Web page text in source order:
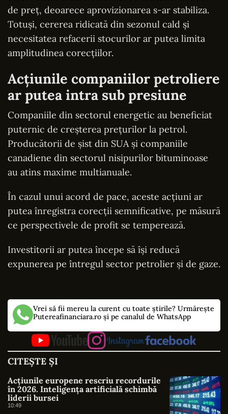
de preț, deoarece aprovizionarea s-ar stabiliza.
Totuși, cererea ridicată din sezonul cald și
necesitatea refacerii stocurilor ar putea limita
amplitudinea corecțiilor.
Acțiunile companiilor petroliere
ar putea intra sub presiune
Companiile din sectorul energetic au beneficiat
puternic de creșterea prețurilor la petrol.
Producătorii de șist din SUA și companiile
canadiene din sectorul nisipurilor bituminoase
au atins maxime multianuale.
În cazul unui acord de pace, aceste acțiuni ar
putea înregistra corecții semnificative, pe măsură
ce perspectivele de profit se temperează.
Investitorii ar putea începe să își reducă
expunerea pe întregul sector petrolier și de gaze.
Vrei să fii mereu la curent cu toate știrile? Urmărește
Putereafinanciara.ro și pe canalul de WhatsApp
CITEȘTE ȘI
Acțiunile europene rescriu recordurile
în 2026. Inteligența artificială schimbă
liderii bursei
10:49